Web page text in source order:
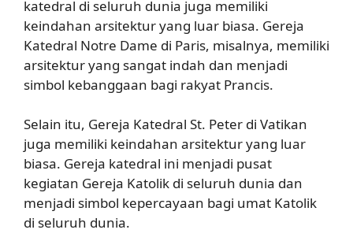
katedral di seluruh dunia juga memiliki
keindahan arsitektur yang luar biasa. Gereja
Katedral Notre Dame di Paris, misalnya, memiliki
arsitektur yang sangat indah dan menjadi
simbol kebanggaan bagi rakyat Prancis.
Selain itu, Gereja Katedral St. Peter di Vatikan
juga memiliki keindahan arsitektur yang luar
biasa. Gereja katedral ini menjadi pusat
kegiatan Gereja Katolik di seluruh dunia dan
menjadi simbol kepercayaan bagi umat Katolik
di seluruh dunia.